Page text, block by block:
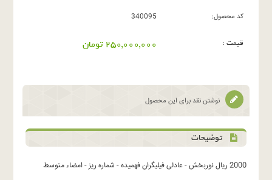
کد محصول: 340095
قیمت : 250,000,000 تومان
نوشتن نقد برای این محصول
توضیحات
2000 ریال نوربخش - عادلی فیلیگران فهمیده - شماره ریز - امضاء متوسط